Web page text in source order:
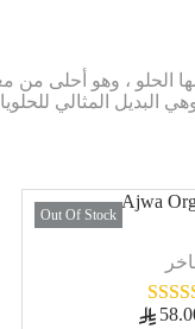
، وهو أحلى
البديل المثالي
Out Of Stock